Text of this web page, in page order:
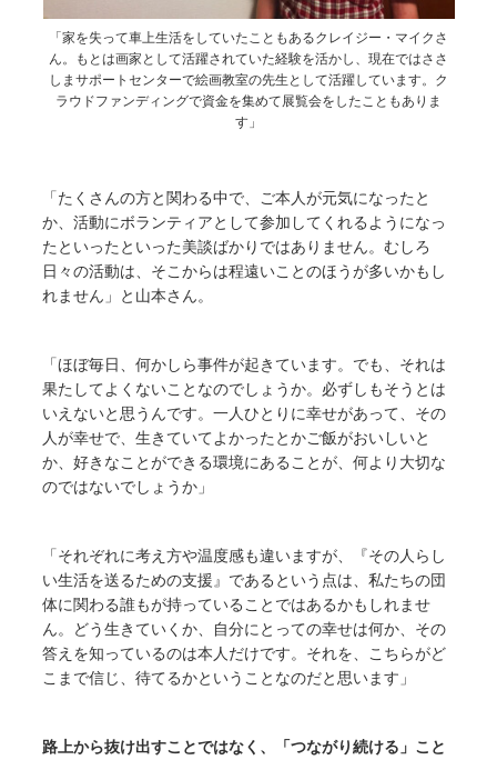
「家を失って車上生活をしていたこともあるクレイジー・マイクさ
ん。もとは画家として活躍されていた経験を活かし、現在ではささ
しまサポートセンターで絵画教室の先生として活躍しています。ク
ラウドファンディングで資金を集めて展覧会をしたこともありま
す」
「たくさんの方と関わる中で、ご本人が元気になったと
か、活動にボランティアとして参加してくれるようになっ
たといったといった美談ばかりではありません。むしろ
日々の活動は、そこからは程遠いことのほうが多いかもし
れません」と山本さん。
「ほぼ毎日、何かしら事件が起きています。でも、それは
果たしてよくないことなのでしょうか。必ずしもそうとは
いえないと思うんです。一人ひとりに幸せがあって、その
人が幸せで、生きていてよかったとかご飯がおいしいと
か、好きなことができる環境にあることが、何より大切な
のではないでしょうか」
「それぞれに考え方や温度感も違いますが、『その人らし
い生活を送るための支援』であるという点は、私たちの団
体に関わる誰もが持っていることではあるかもしれませ
ん。どう生きていくか、自分にとっての幸せは何か、その
答えを知っているのは本人だけです。それを、こちらがど
こまで信じ、待てるかということなのだと思います」
路上から抜け出すことではなく、「つながり続ける」こと